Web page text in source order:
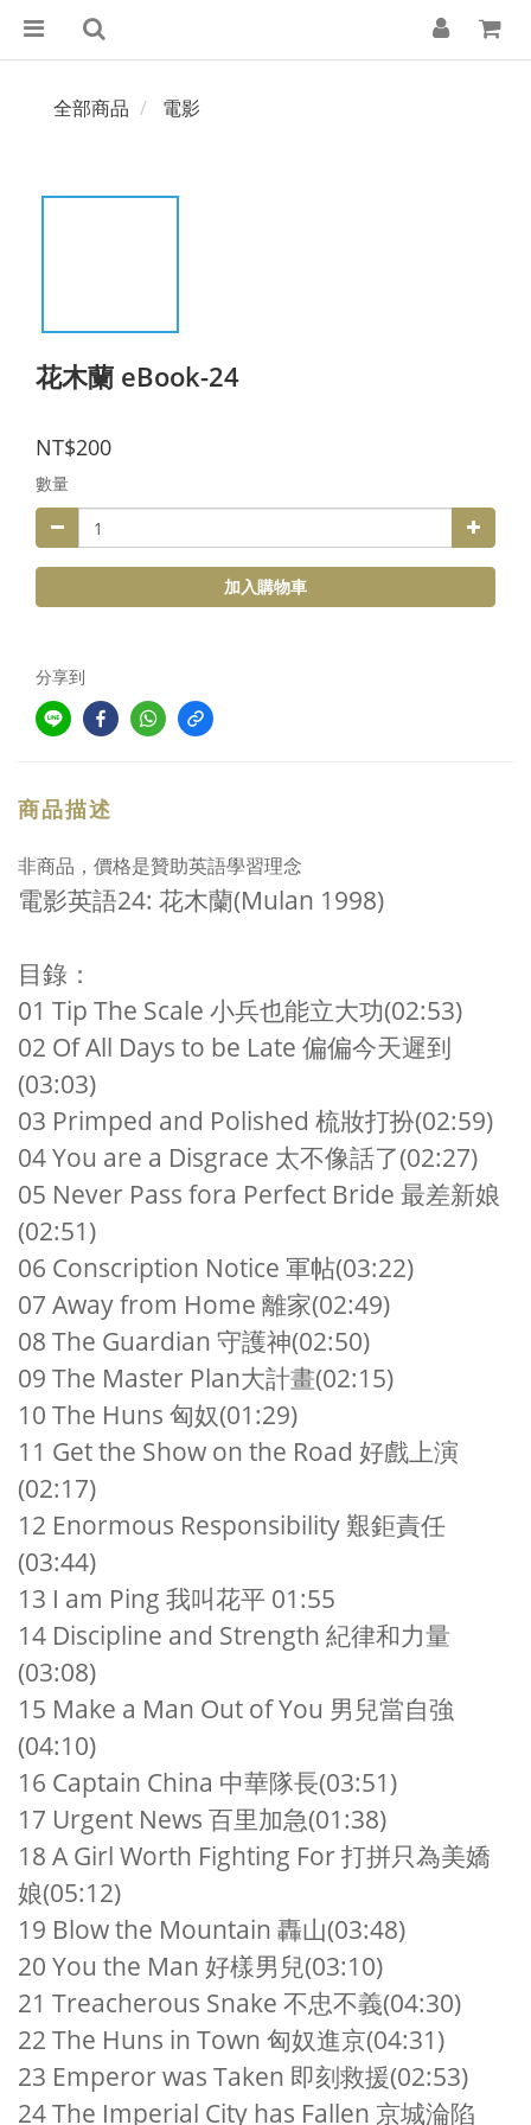
全部商品 電影
花木蘭 eBook-24
NT$200
數量
加入購物車
分享到
商品描述
非商品，價格是贊助英語學習理念
電影英語24: 花木蘭(Mulan 1998)
目錄：
01 Tip The Scale 小兵也能立大功(02:53)
02 Of All Days to be Late 偏偏今天遲到
(03:03)
03 Primped and Polished 梳妝打扮(02:59)
04 You are a Disgrace 太不像話了(02:27)
05 Never Pass fora Perfect Bride 最差新娘
(02:51)
06 Conscription Notice 軍帖(03:22)
07 Away from Home 離家(02:49)
08 The Guardian 守護神(02:50)
09 The Master Plan大計畫(02:15)
10 The Huns 匈奴(01:29)
11 Get the Show on the Road 好戲上演
(02:17)
12 Enormous Responsibility 艱鉅責任
(03:44)
13 I am Ping 我叫花平 01:55
14 Discipline and Strength 紀律和力量
(03:08)
15 Make a Man Out of You 男兒當自強
(04:10)
16 Captain China 中華隊長(03:51)
17 Urgent News 百里加急(01:38)
18 A Girl Worth Fighting For打拼只為美嬌
娘(05:12)
19 Blow the Mountain 轟山(03:48)
20 You the Man 好樣男兒(03:10)
21 Treacherous Snake 不忠不義(04:30)
22 The Huns in Town 匈奴進京(04:31)
23 Emperor was Taken 即刻救援(02:53)
24 The Imperial City has Fallen 京城淪陷